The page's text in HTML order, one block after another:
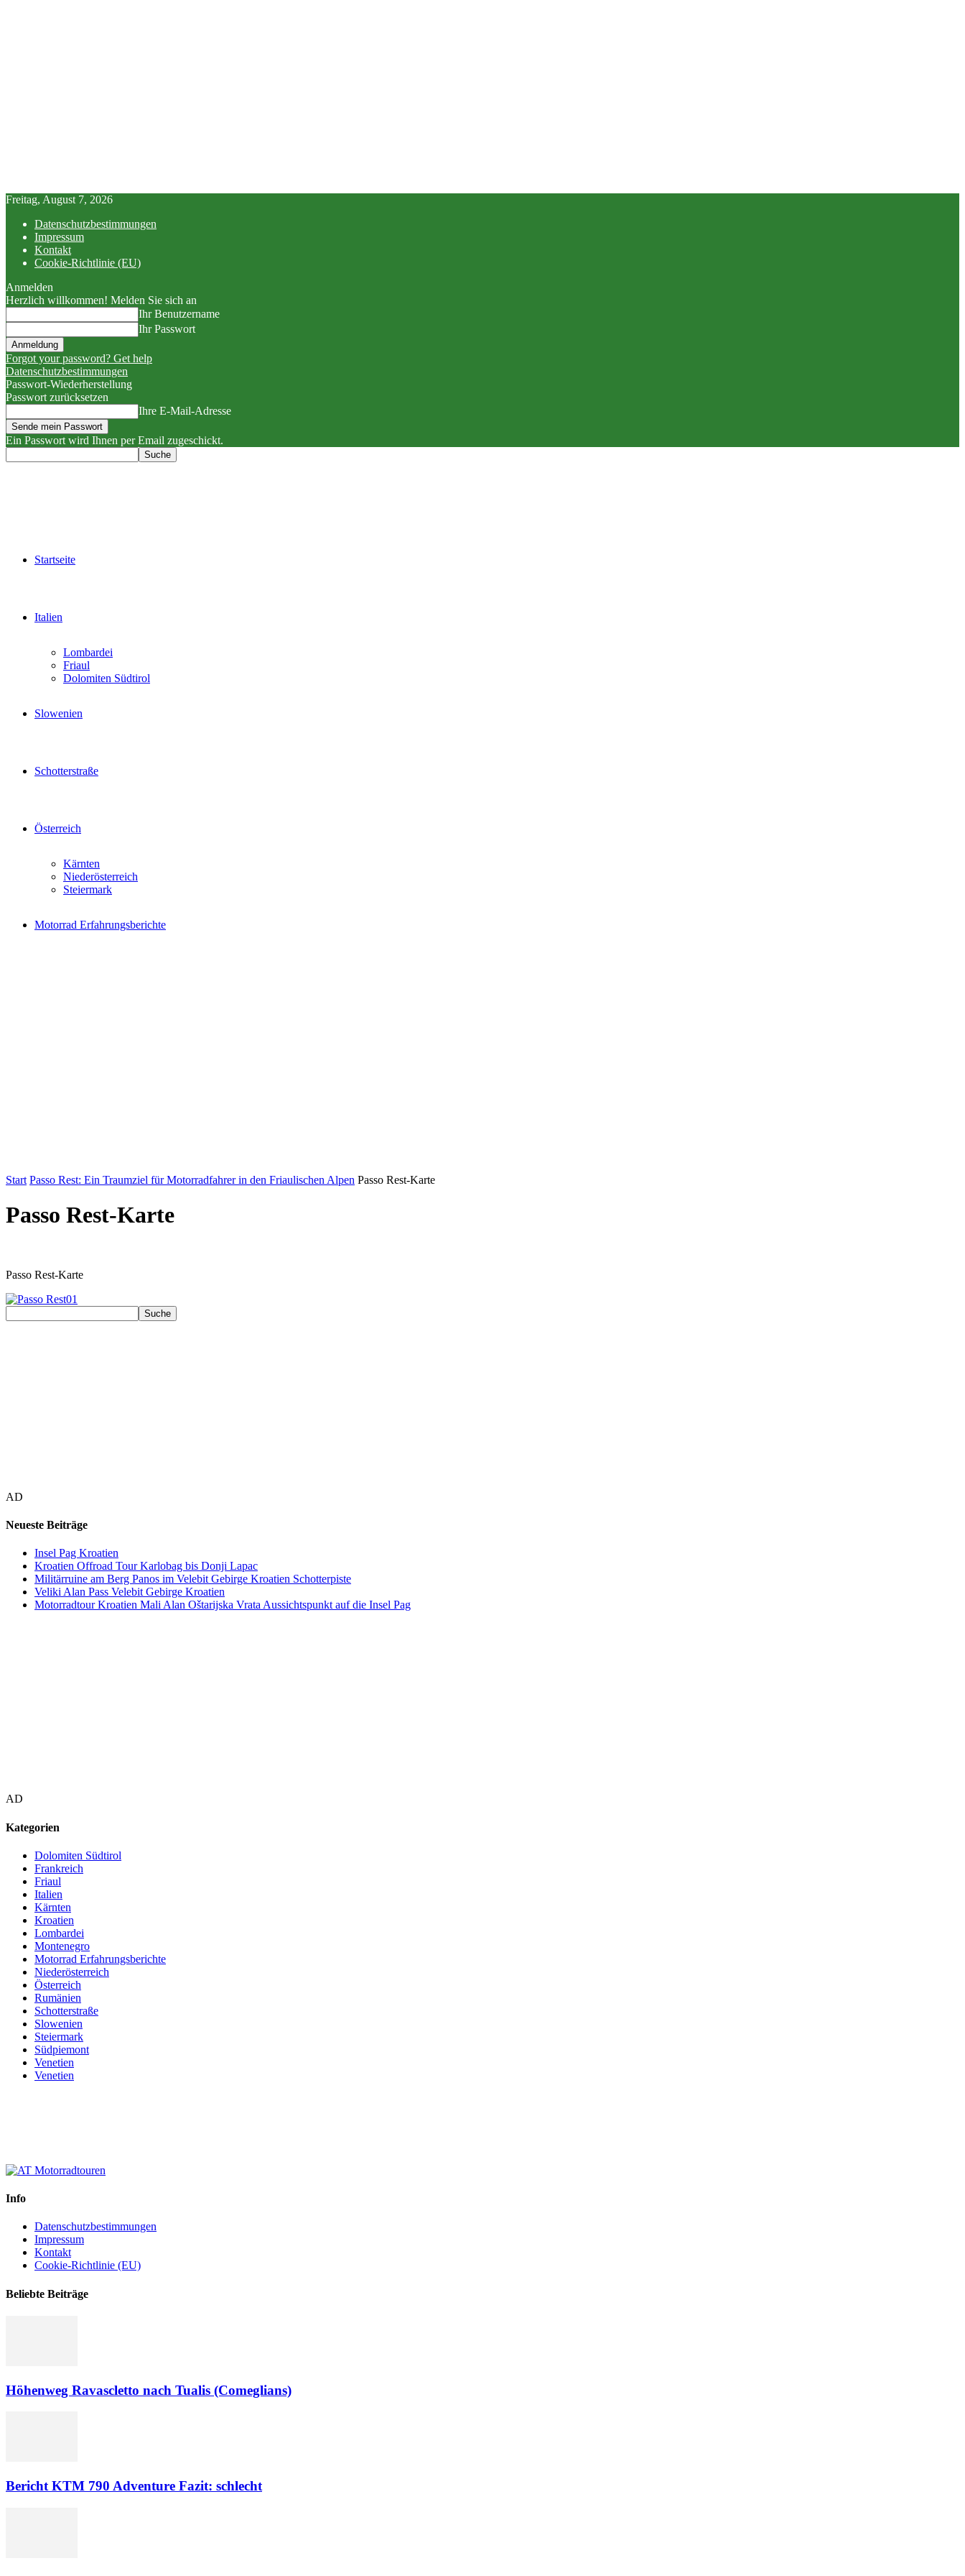
Freitag, August 7, 2026
Datenschutzbestimmungen
Impressum
Kontakt
Cookie-Richtlinie (EU)
Anmelden
Herzlich willkommen! Melden Sie sich an
Ihr Benutzername
Ihr Passwort
Forgot your password? Get help
Datenschutzbestimmungen
Passwort-Wiederherstellung
Passwort zurücksetzen
Ihre E-Mail-Adresse
Ein Passwort wird Ihnen per Email zugeschickt.
Startseite
Italien
Lombardei
Friaul
Dolomiten Südtirol
Slowenien
Schotterstraße
Österreich
Kärnten
Niederösterreich
Steiermark
Motorrad Erfahrungsberichte
Start Passo Rest: Ein Traumziel für Motorradfahrer in den Friaulischen Alpen Passo Rest-Karte
Passo Rest-Karte
Passo Rest-Karte
AD
Neueste Beiträge
Insel Pag Kroatien
Kroatien Offroad Tour Karlobag bis Donji Lapac
Militärruine am Berg Panos im Velebit Gebirge Kroatien Schotterpiste
Veliki Alan Pass Velebit Gebirge Kroatien
Motorradtour Kroatien Mali Alan Oštarijska Vrata Aussichtspunkt auf die Insel Pag
AD
Kategorien
Dolomiten Südtirol
Frankreich
Friaul
Italien
Kärnten
Kroatien
Lombardei
Montenegro
Motorrad Erfahrungsberichte
Niederösterreich
Österreich
Rumänien
Schotterstraße
Slowenien
Steiermark
Südpiemont
Venetien
Venetien
Info
Datenschutzbestimmungen
Impressum
Kontakt
Cookie-Richtlinie (EU)
Beliebte Beiträge
Höhenweg Ravascletto nach Tualis (Comeglians)
Bericht KTM 790 Adventure Fazit: schlecht